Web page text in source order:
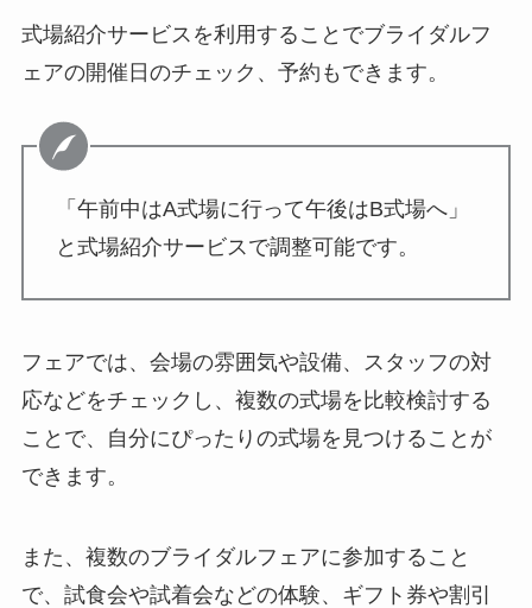
式場紹介サービスを利用することでブライダルフ
ェアの開催日のチェック、予約もできます。
「午前中はA式場に行って午後はB式場へ」
と式場紹介サービスで調整可能です。
フェアでは、会場の雰囲気や設備、スタッフの対
応などをチェックし、複数の式場を比較検討する
ことで、自分にぴったりの式場を見つけることが
できます。
また、複数のブライダルフェアに参加すること
で、試食会や試着会などの体験、ギフト券や割引